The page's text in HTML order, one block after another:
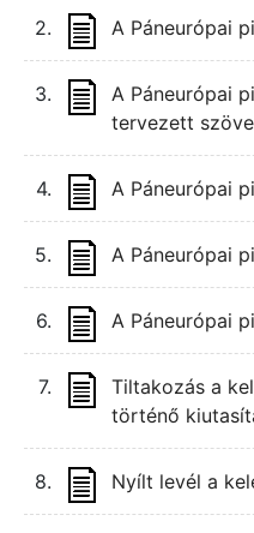
2. A Páneurópai
3.
A Páneurópai
tervezett
4. A Páneurópai
5. A Páneurópai
6. A Páneurópai
7.
Tiltakozás a
történő
8. Nyílt levél a